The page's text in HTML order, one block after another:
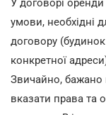
У договорі
умови, необхідні
договору
конкретної
Звичайно, бажано
вказати права та